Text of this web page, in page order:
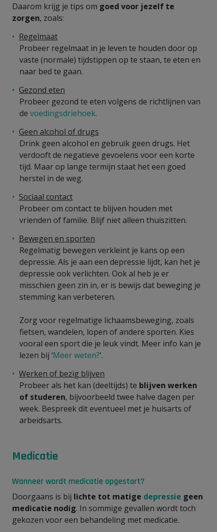
Daarom krijg je tips om goed voor jezelf te
zorgen, zoals:
Regelmaat
Probeer regelmaat in je leven te houden door op
vaste (normale) tijdstippen op te staan, te eten en
naar bed te gaan.
Gezond eten
Probeer gezond te eten volgens de richtlijnen van
de voedingsdriehoek.
Geen alcohol of drugs
Drink geen alcohol en gebruik geen drugs. Het
verdooft de negatieve gevoelens voor een korte
tijd. Maar op lange termijn staat het een goed
herstel in de weg.
Sociaal contact
Probeer om contact te blijven houden met
vrienden of familie. Blijf niet alleen thuiszitten.
Bewegen en sporten
Regelmatig bewegen verkleint je kans op een
depressie. Als je aan een depressie lijdt, kan het je
depressie ook verlichten. Ook al heb je er
misschien geen zin in, er is bewijs dat beweging je
stemming kan verbeteren.
Zorg voor regelmatige lichaamsbeweging, zoals
fietsen, wandelen, lopen of andere sporten. Kies
vooral een sport die je leuk vindt. Meer info kan je
lezen bij ‘Meer weten?’.
Werken of bezig blijven
Probeer als het kan (deeltijds) te blijven werken
of studeren, bijvoorbeeld twee halve dagen per
week. Bespreek dit eventueel met je huisarts of
arbeidsarts.
Medicatie
Wanneer wordt medicatie opgestart?
Doorgaans is bij lichte tot matige depressie geen
medicatie nodig. In sommige gevallen wordt toch
gekozen voor een behandeling met medicatie.